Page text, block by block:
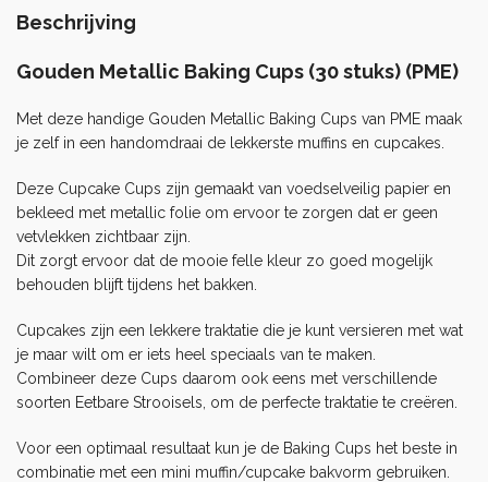
Beschrijving
Gouden Metallic Baking Cups (30 stuks) (PME)
Met deze handige Gouden Metallic Baking Cups van PME maak
je zelf in een handomdraai de lekkerste muffins en cupcakes.
Deze Cupcake Cups zijn gemaakt van voedselveilig papier en
bekleed met metallic folie om ervoor te zorgen dat er geen
vetvlekken zichtbaar zijn.
Dit zorgt ervoor dat de mooie felle kleur zo goed mogelijk
behouden blijft tijdens het bakken.
Cupcakes zijn een lekkere traktatie die je kunt versieren met wat
je maar wilt om er iets heel speciaals van te maken.
Combineer deze Cups daarom ook eens met verschillende
soorten Eetbare Strooisels , om de perfecte traktatie te creëren.
Voor een optimaal resultaat kun je de Baking Cups het beste in
combinatie met een mini muffin/cupcake bakvorm gebruiken.